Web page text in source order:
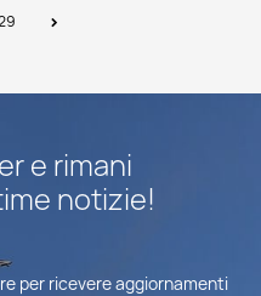
e rimani
notizie!
per ricevere aggiornamenti